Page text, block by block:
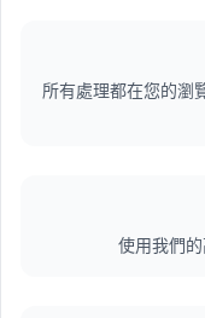
所有處理都在您的瀏
使用我們